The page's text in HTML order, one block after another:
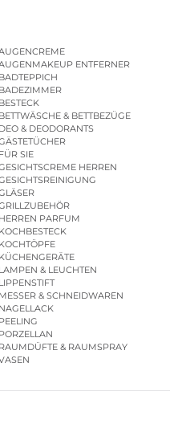
ENTFERNER
BADTEPPICH
BADEZIMMER
BESTECK
BETTWÄSCHE & BETTBEZÜGE
DEO & DEODORANTS
FÜR SIE
HERREN
HERREN PARFUM
KOCHBESTECK
KOCHTÖPFE
KÜCHENGERÄTE
LAMPEN & LEUCHTEN
LIPPENSTIFT
MESSER & SCHNEIDWAREN
NAGELLACK
PEELING
PORZELLAN
RAUMDÜFTE & RAUMSPRAY